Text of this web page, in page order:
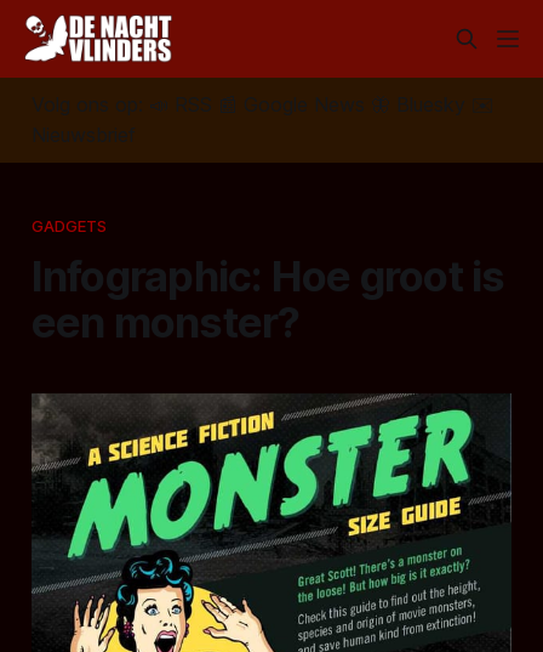
Volg ons op: 📣 RSS 📰 Google News 🦋 Bluesky
✉️
Nieuwsbrief
GADGETS
Infographic: Hoe groot is
een monster?